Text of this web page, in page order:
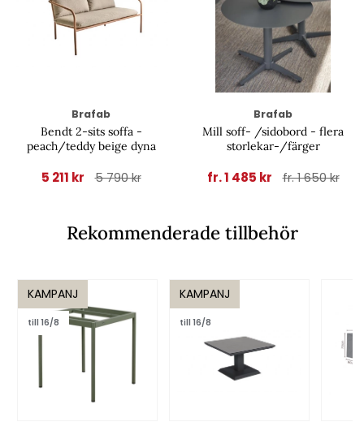
Brafab
Bendt 2-sits soffa -
peach/teddy beige dyna
5 211 kr 5 790 kr
Brafab
Mill soff- /sidobord - flera
storlekar-/färger
fr. 1 485 kr fr. 1 650 kr
Rekommenderade tillbehör
KAMPANJ
till 16/8
KAMPANJ
till 16/8